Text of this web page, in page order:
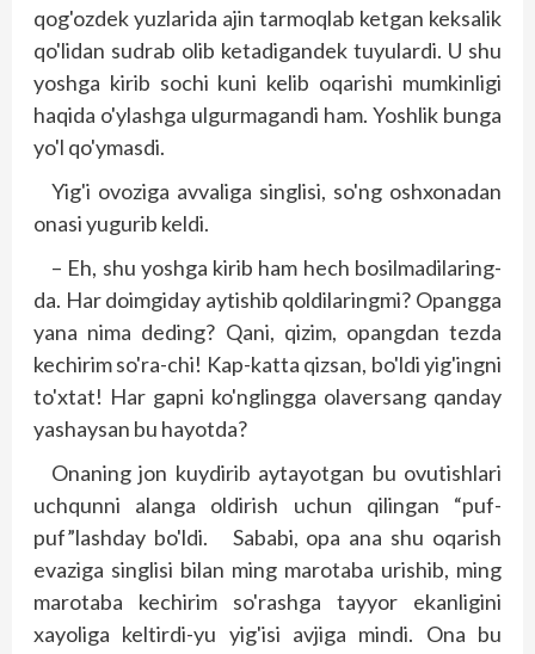
qog'ozdek yuzlarida ajin tarmoqlab ketgan keksalik
qo'lidan sudrab olib ketadigandek tuyulardi. U shu
yoshga kirib sochi kuni kelib oqarishi mumkinligi
haqida o'ylashga ulgurmagandi ham. Yoshlik bunga
yo'l qo'ymasdi.
Yig'i ovoziga avvaliga singlisi, so'ng oshxonadan
onasi yugurib keldi.
– Eh, shu yoshga kirib ham hech bosilmadilaring-
da. Har doimgiday aytishib qoldilaringmi? Opangga
yana nima deding? Qani, qizim, opangdan tezda
kechirim so'ra-chi! Kap-katta qizsan, bo'ldi yig'ingni
to'xtat! Har gapni ko'nglingga olaversang qanday
yashaysan bu hayotda?
Onaning jon kuydirib aytayotgan bu ovutishlari
uchqunni alanga oldirish uchun qilingan “puf-
puf”lashday bo'ldi. Sababi, opa ana shu oqarish
evaziga sing­lisi bilan ming marotaba urishib, ming
marotaba kechirim so'rashga tayyor ekanligini
xayoliga keltirdi-yu yig'isi avjiga mindi. Ona bu